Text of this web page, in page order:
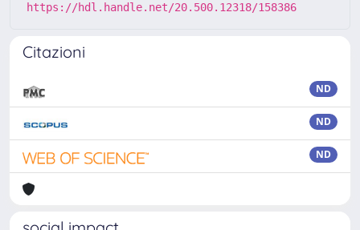
https://hdl.handle.net/20.500.12318/158386
Citazioni
ND
ND
ND